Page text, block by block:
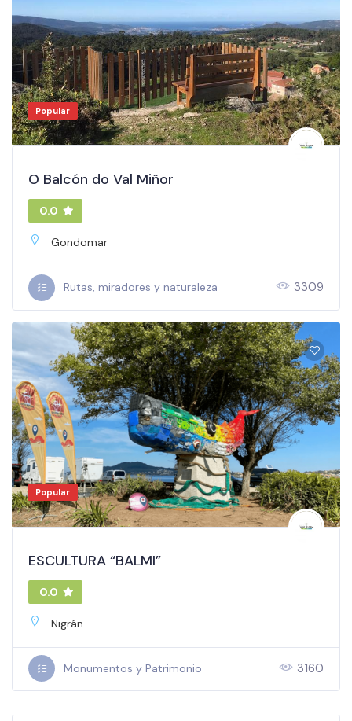
Popular
O Balcón do Val Miñor
0.0
Gondomar
Rutas, miradores y naturaleza 3309
Popular
ESCULTURA “BALMI”
0.0
Nigrán
Monumentos y Patrimonio 3160